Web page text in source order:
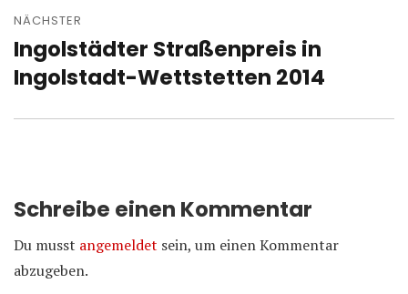
NÄCHSTER
Nächster
Beitrag:
Ingolstädter Straßenpreis in
Ingolstadt-Wettstetten 2014
Schreibe einen Kommentar
Du musst angemeldet sein, um einen Kommentar
abzugeben.